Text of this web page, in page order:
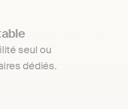
seul ou
dédiés.